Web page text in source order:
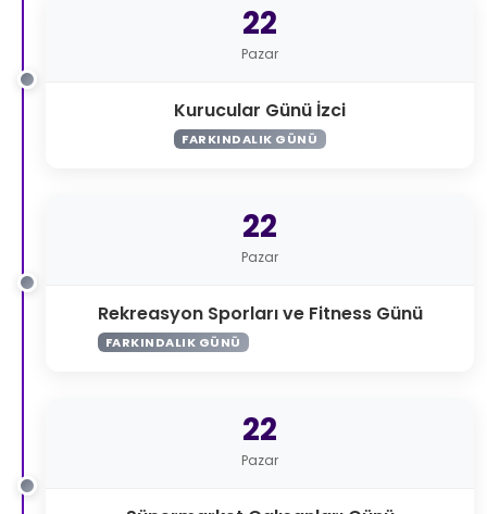
22
Pazar
Kurucular Günü İzci
FARKINDALIK GÜNÜ
22
Pazar
Rekreasyon Sporları ve Fitness Günü
FARKINDALIK GÜNÜ
22
Pazar